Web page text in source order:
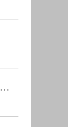
勞工人數299以下之事業單位，得否將具獨立工廠登記之廠房與行政辦公室（不同縣市），分別以不同風險辦理健康服務？又其應向何處報備?